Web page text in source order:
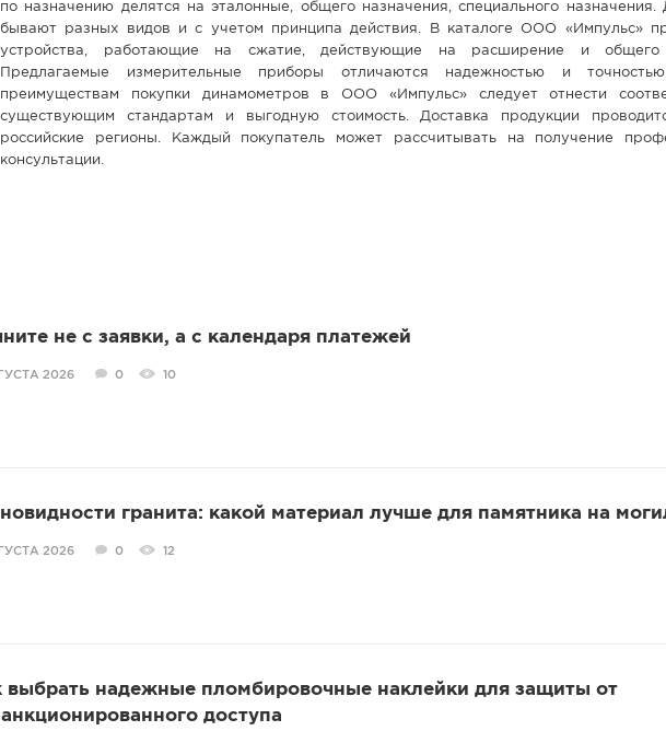
по назначению делятся на эталонные, общего назначения, специального назначения.
бывают разных видов и с учетом принципа действия. В каталоге ООО «Импульс»
устройства, работающие на сжатие, действующие на расширение и общего
Предлагаемые измерительные приборы отличаются надежностью и
преимуществам покупки динамометров в ООО «Импульс» следует отнести
существующим стандартам и выгодную стоимость. Доставка продукции
российские регионы. Каждый покупатель может рассчитывать на получение
консультации.
не с заявки, а с календаря платежей
2026 0 10
гранита: какой материал лучше для памятника на
2026 0 12
выбрать надежные пломбировочные наклейки для защиты от
доступа